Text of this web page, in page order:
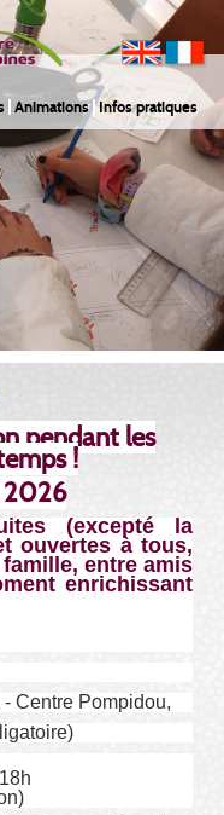
Animations Infos pratiques
pendant les
!
2026
(excepté la
ouvertes à tous,
entre amis
enrichissant
Centre Pompidou,